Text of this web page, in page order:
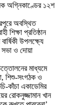
অগ্নিকাণ্ডের ১২শ
অবস্থিত
শিক্ষা প্রতিষ্ঠান
উপলক্ষ্যে
সভা ও দোয়া
মাধ্যমে
শিশু-সংগঠক ও
কাঁচা একাডেমির
রোকনুজ্জামান খান